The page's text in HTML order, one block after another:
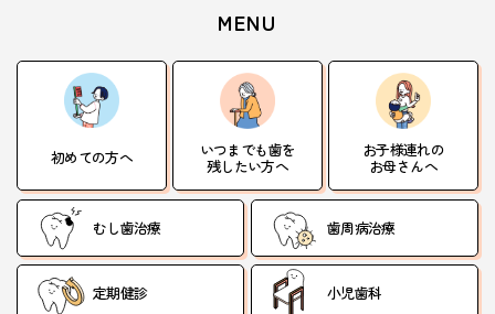
MENU
初めての方へ いつまでも歯を
残したい方へ
お子様連れの
お母さんへ
むし歯治療 歯周病治療
定期健診 小児歯科